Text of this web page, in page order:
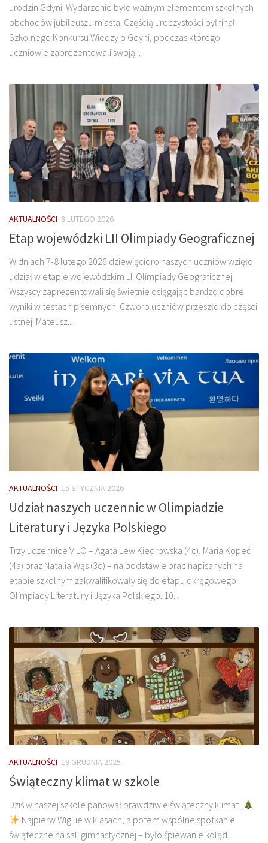
urodzin Gdyni. Wydarzenie było ważnym elementem szkolnych
obchodów jubileuszu miasta. Częścią uroczystości był finał
Szkolnego Konkursu Wiedzy o Gdyni, podczas którego
uczniowie zaprezentowali swoją...
AKTUALNOŚCI 8 LUTEGO 2026
Etap wojewódzki LII Olimpiady Geograficznej
W dniach 7-8 lutego 2026 dziewięcioro naszych uczniów wzięło
udział w etapie wojewódzkim LII Olimpiady Geograficznej.
Wszyscy zaprezentowali się świetnie osiągając bardzo dobre
wyniki w testach pisemnych. Czworo uczniów przeszło do części
ustnej. Mateusz...
AKTUALNOŚCI 15 STYCZNIA 2026
Udział naszych uczennic w Olimpiadzie
Literatury i Języka Polskiego
Trzy uczennice VILO – Agata Lew Kiedrowska (4c), Maria Kopeć
(4a) oraz Natalia Wąs (3d) – na podstawie prac napisanych na
etapie szkolnym zakwalifikowały się do etapu okręgowego
Olimpiady Literatury i Języka Polskiego. 10...
AKTUALNOŚCI 19 GRUDNIA 2025
Świąteczny klimat w szkole
Dziś w naszej szkole panował prawdziwie świąteczny klimat!
Najpierw Wigilie w klasach, a potem wspólne spotkanie
świąteczne na sali gimnastycznej – było śpiewanie kolęd,